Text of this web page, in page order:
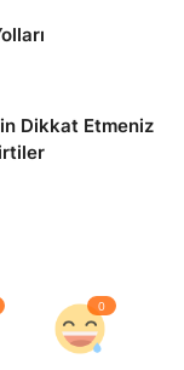
Dikkat Etmeniz
0